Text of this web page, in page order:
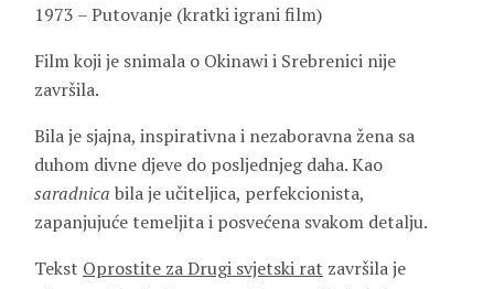
1973 – Putovanje (kratki igrani film)
Film koji je snimala o Okinawi i Srebrenici nije
završila.
Bila je sjajna, inspirativna i nezaboravna žena sa
duhom divne djeve do posljednjeg daha. Kao
saradnica bila je učiteljica, perfekcionista,
zapanjujuće temeljita i posvećena svakom detalju.
Tekst Oprostite za Drugi svjetski rat završila je